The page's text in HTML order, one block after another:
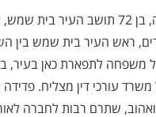
שלום פדידה, בן 72 תושב
משפחה לתפארת כאן בעיר,
עורכי דין מצליח.
שתרם רבות לחברה